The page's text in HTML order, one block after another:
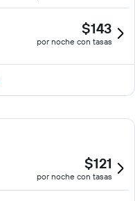
$143
por noche con tasas
$121
por noche con tasas